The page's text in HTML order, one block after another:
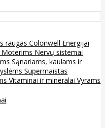
raugas Colonwell Energijai
Moterims Nervų sistemai
Sąnariams, kaulams ir
Supermaistas
Vitaminai ir mineralai Vyrams